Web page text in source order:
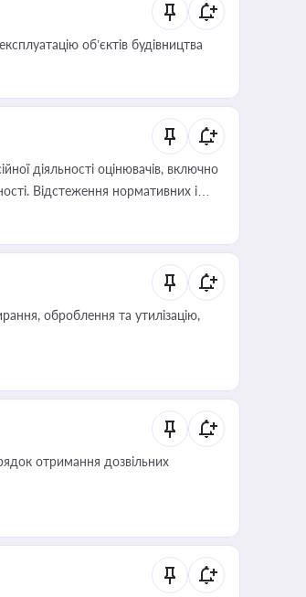
об’єктів будівництва
діяльності оцінювачів, включно
Відстеження нормативних і
під час оподаткування,
діяльності
оброблення та утилізацію,
отримання дозвільних